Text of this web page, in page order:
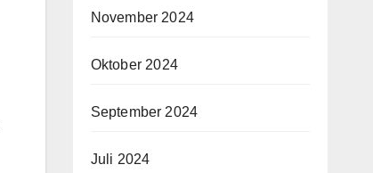
November 2024
Oktober 2024
September 2024
Juli 2024